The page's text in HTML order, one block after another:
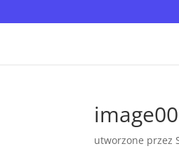
utworzone przez